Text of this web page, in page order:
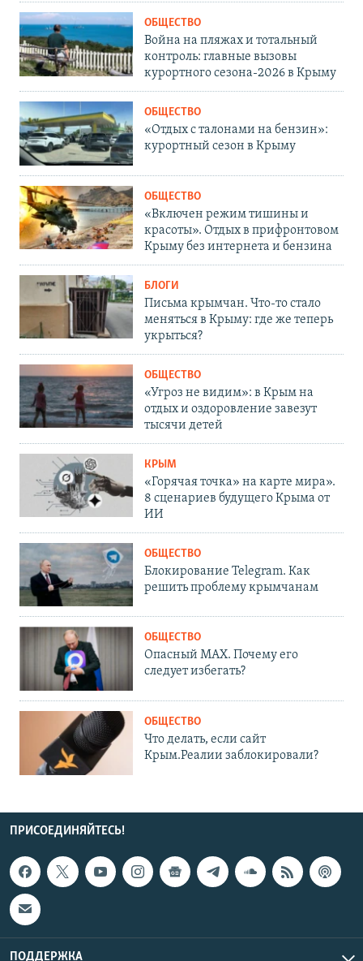
ОБЩЕСТВО
Война на пляжах и тотальный
контроль: главные вызовы
курортного сезона-2026 в Крыму
ОБЩЕСТВО
«Отдых с талонами на бензин»:
курортный сезон в Крыму
ОБЩЕСТВО
«Включен режим тишины и
красоты». Отдых в прифронтовом
Крыму без интернета и бензина
БЛОГИ
Письма крымчан. Что-то стало
меняться в Крыму: где же теперь
укрыться?
ОБЩЕСТВО
«Угроз не видим»: в Крым на
отдых и оздоровление завезут
тысячи детей
КРЫМ
«Горячая точка» на карте мира».
8 сценариев будущего Крыма от
ИИ
ОБЩЕСТВО
Блокирование Telegram. Как
решить проблему крымчанам
ОБЩЕСТВО
Опасный MAX. Почему его
следует избегать?
ОБЩЕСТВО
Что делать, если сайт
Крым.Реалии заблокировали?
ПРИСОЕДИНЯЙТЕСЬ!
ПОДДЕРЖКА